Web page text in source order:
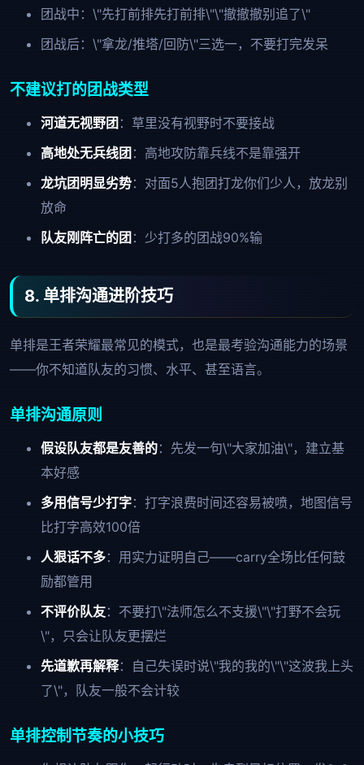
团战中：\"先打前排先打前排\"\"撤撤撤别追了\"
团战后：\"拿龙/推塔/回防\"三选一，不要打完发呆
不建议打的团战类型
河道无视野团 ：草里没有视野时不要接战
高地处无兵线团 ：高地攻防靠兵线不是靠强开
龙坑团明显劣势：对面5人抱团打龙你们少人，放龙别
放命
队友刚阵亡的团 ：少打多的团战90%输
8. 单排沟通进阶技巧
单排是王者荣耀最常见的模式，也是最考验沟通能力的场景
——你不知道队友的习惯、水平、甚至语言。
单排沟通原则
假设队友都是友善的：先发一句\"大家加油\"，建立基
本好感
多用信号少打字：打字浪费时间还容易被喷，地图信号
比打字高效100倍
人狠话不多：用实力证明自己——carry全场比任何鼓
励都管用
不评价队友：不要打\"法师怎么不支援\"\"打野不会玩
\"，只会让队友更摆烂
先道歉再解释：自己失误时说\"我的我的\"\"这波我上头
了\"，队友一般不会计较
单排控制节奏的小技巧